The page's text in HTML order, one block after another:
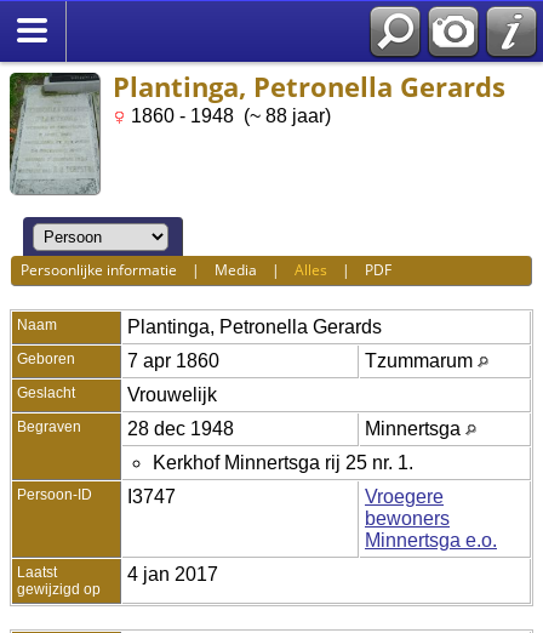
Plantinga, Petronella Gerards
1860 - 1948 (~ 88 jaar)
Persoonlijke informatie | Media |Alles | PDF
Naam Plantinga, Petronella Gerards
Geboren 7 apr 1860 Tzummarum
Geslacht Vrouwelijk
Begraven 28 dec 1948
Minnertsga
Kerkhof Minnertsga rij 25 nr. 1.
Persoon-ID I3747
Vroegere
bewoners
Minnertsga e.o.
Laatst
gewijzigd op
4 jan 2017